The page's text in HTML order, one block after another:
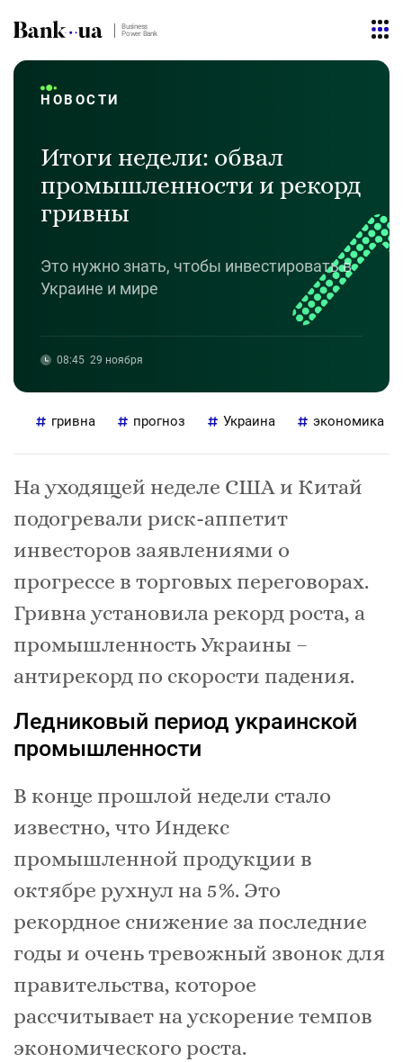
Business
Power Bank
НОВОСТИ
Итоги недели: обвал
промышленности и рекорд
гривны
Это нужно знать, чтобы инвестировать в
Украине и мире
08:45 29 ноября
гривна прогноз Украина экономика
На уходящей неделе США и Китай
подогревали риск-аппетит
инвесторов заявлениями о
прогрессе в торговых переговорах.
Гривна установила рекорд роста, а
промышленность Украины –
антирекорд по скорости падения.
Ледниковый период украинской
промышленности
В конце прошлой недели стало
известно, что Индекс
промышленной продукции в
октябре рухнул на 5%. Это
рекордное снижение за последние
годы и очень тревожный звонок для
правительства, которое
рассчитывает на ускорение темпов
экономического роста.